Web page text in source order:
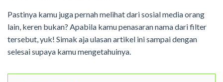
Pastinya kamu juga pernah melihat dari sosial media orang
lain, keren bukan? Apabila kamu penasaran nama dari filter
tersebut, yuk! Simak aja ulasan artikel ini sampai dengan
selesai supaya kamu mengetahuinya.